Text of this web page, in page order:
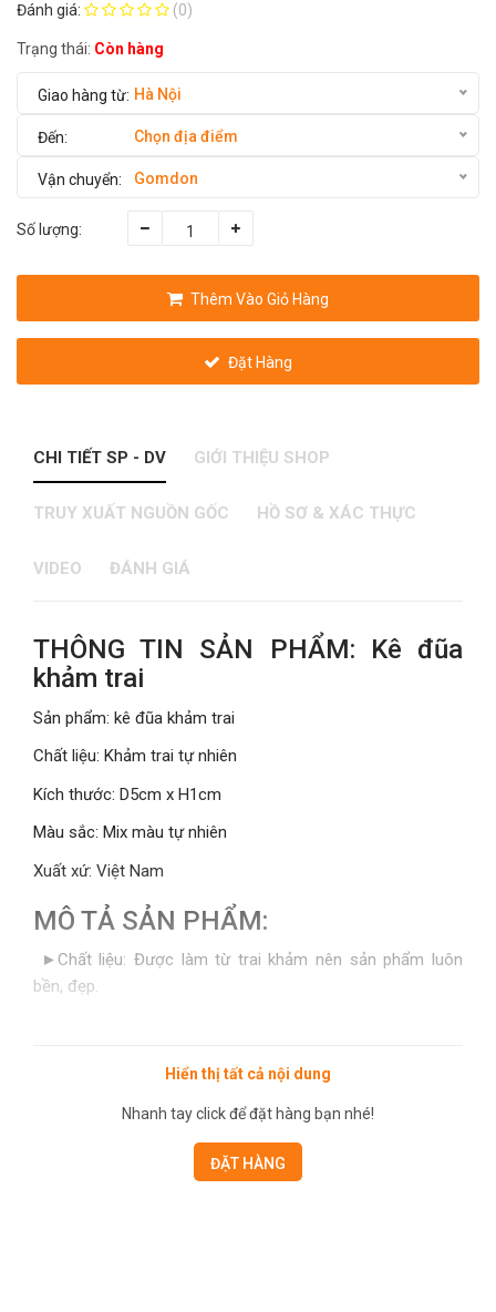
Đánh giá:
(0)
Trạng thái: Còn hàng
Hà Nội
Chọn địa điểm
Gomdon
Số lượng:
Thêm Vào Giỏ Hàng
Đặt Hàng
CHI TIẾT SP - DV GIỚI THIỆU SHOP
TRUY XUẤT NGUỒN GỐC HỒ SƠ & XÁC THỰC
VIDEO ĐÁNH GIÁ
THÔNG TIN SẢN PHẨM: Kê đũa
khảm trai
Sản phẩm: kê đũa khảm trai
Chất liệu: Khảm trai tự nhiên
Kích thước: D5cm x H1cm
Màu sắc: Mix màu tự nhiên
Xuất xứ: Việt Nam
MÔ TẢ SẢN PHẨM:
►Chất liệu: Được làm từ trai khảm nên sản phẩm luôn
bền, đẹp.
- Không ám mùi thực phẩm
- Rất dễ vệ sinh sau khi sử dụng
Hiển thị tất cả nội dung
Nhanh tay click để đặt hàng bạn nhé!
ĐẶT HÀNG